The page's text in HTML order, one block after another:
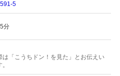
5
分
「こうちドン！を見た」とお伝えい